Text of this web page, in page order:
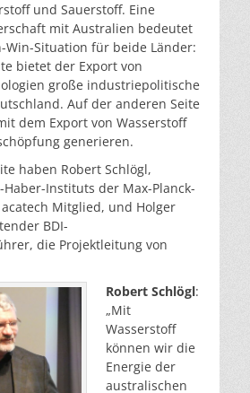
und Sauerstoff. Eine
mit Australien bedeutet
Win-Situation für beide Länder:
bietet der Export von
große industriepolitische
Auf der anderen Seite
dem Export von Wasserstoff
generieren.
haben Robert Schlögl,
Instituts der Max-Planck-
Mitglied, und Holger
BDI-
die Projektleitung von
Robert Schlögl:
„Mit
Wasserstoff
können wir die
Energie der
australischen